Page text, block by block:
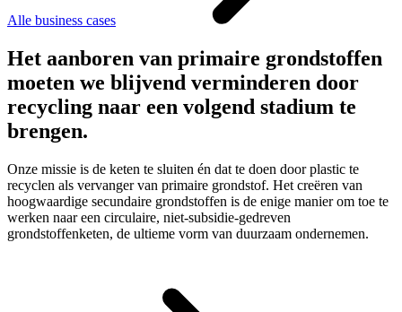
Alle business cases
Het aanboren van primaire grondstoffen
moeten we blijvend verminderen door
recycling naar een volgend stadium te
brengen.
Onze missie is de keten te sluiten én dat te doen door plastic te
recyclen als vervanger van primaire grondstof. Het creëren van
hoogwaardige secundaire grondstoffen is de enige manier om toe te
werken naar een circulaire, niet-subsidie-gedreven
grondstoffenketen, de ultieme vorm van duurzaam ondernemen.